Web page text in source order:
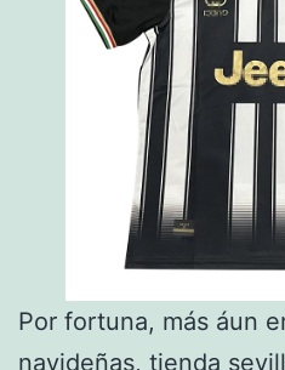
Por fortuna, más áun
navideñas, tienda